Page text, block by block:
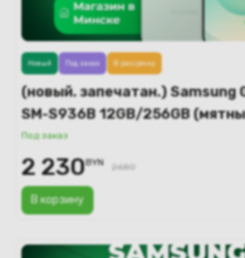
(новый. запечатан.) Samsung
SM-S936B 12GB/256GB
Под заказ
В корзину
Новый Под заказ В рассрочку
2 230BYN 2680